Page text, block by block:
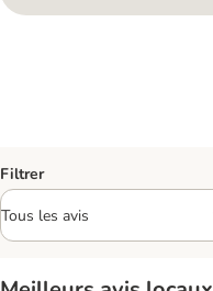
Filtrer